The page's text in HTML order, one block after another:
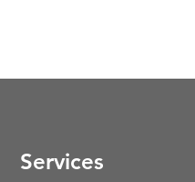
Services